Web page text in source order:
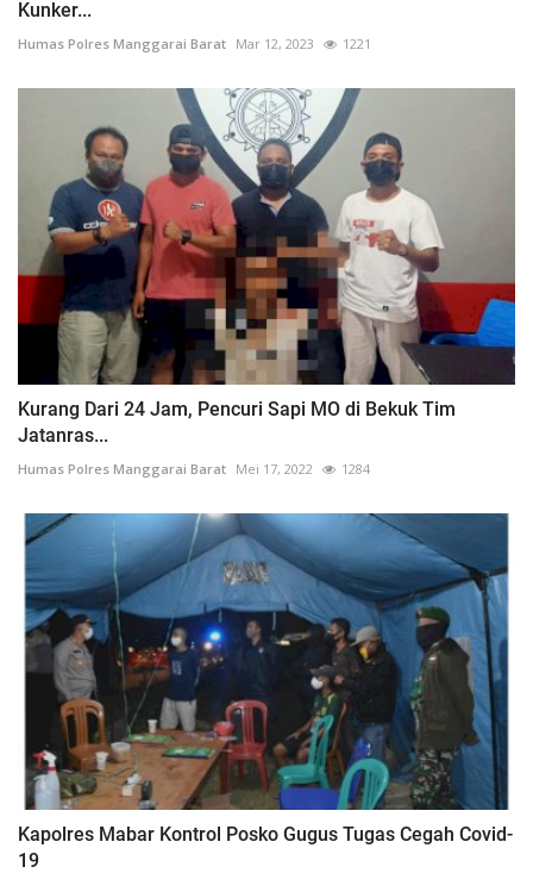
Kunker...
Humas Polres Manggarai Barat Mar 12, 2023 1221
Kurang Dari 24 Jam, Pencuri Sapi MO di Bekuk Tim
Jatanras...
Humas Polres Manggarai Barat Mei 17, 2022 1284
Kapolres Mabar Kontrol Posko Gugus Tugas Cegah Covid-
19